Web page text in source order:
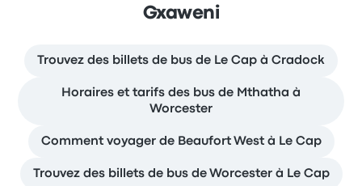
Gxaweni
Trouvez des billets de bus de Le Cap à Cradock
Horaires et tarifs des bus de Mthatha à
Worcester
Comment voyager de Beaufort West à Le Cap
Trouvez des billets de bus de Worcester à Le Cap